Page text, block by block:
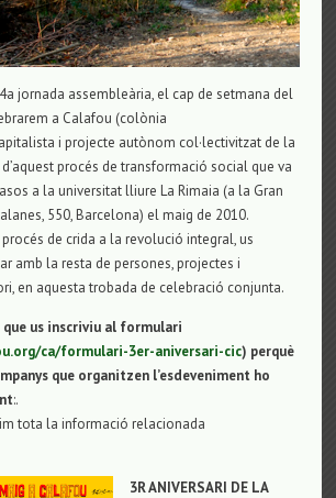
jornada assembleària, el cap de setmana del
a Calafou (colònia
i projecte autònom col·lectivitzat de la
procés de transformació social que va
a la universitat lliure La Rimaia (a la Gran
550, Barcelona) el maig de 2010.
de crida a la revolució integral, us
amb la resta de persones, projectes i
en aquesta trobada de celebració conjunta.
us inscriviu al formulari
ca/formulari-3er-aniversari-cic) perquè
que organitzen l’esdeveniment ho
:.
tota la informació relacionada
3R ANIVERSARI DE LA